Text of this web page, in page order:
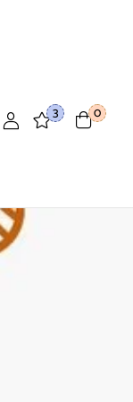
3 0